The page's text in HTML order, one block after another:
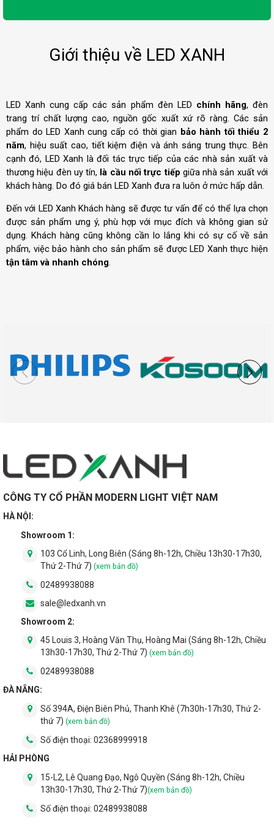
Giới thiệu về LED XANH
LED Xanh cung cấp các sản phẩm đèn LED chính hãng, đèn
trang trí chất lượng cao, nguồn gốc xuất xứ rõ ràng. Các sản
phẩm do LED Xanh cung cấp có thời gian bảo hành tối thiểu 2
năm, hiệu suất cao, tiết kiệm điện và ánh sáng trung thực. Bên
cạnh đó, LED Xanh là đối tác trực tiếp của các nhà sản xuất và
thương hiệu đèn uy tín, là cầu nối trực tiếp giữa nhà sản xuất với
khách hàng. Do đó giá bán LED Xanh đưa ra luôn ở mức hấp dẫn.
Đến với LED Xanh Khách hàng sẽ được tư vấn để có thể lựa chọn
được sản phẩm ưng ý, phù hợp với mục đích và không gian sử
dụng. Khách hàng cũng không cần lo lắng khi có sự cố về sản
phẩm, việc bảo hành cho sản phẩm sẽ được LED Xanh thực hiện
tận tâm và nhanh chóng.
CÔNG TY CỔ PHẦN MODERN LIGHT VIỆT NAM
HÀ NỘI:
Showroom 1:
103 Cổ Linh, Long Biên (Sáng 8h-12h, Chiều 13h30-17h30,
Thứ 2-Thứ 7) (xem bản đồ)
02489938088
sale@ledxanh.vn
Showroom 2:
45 Louis 3, Hoàng Văn Thụ, Hoàng Mai (Sáng 8h-12h, Chiều
13h30-17h30, Thứ 2-Thứ 7) (xem bản đồ)
02489938088
ĐÀ NẴNG:
Số 394A, Điện Biên Phủ, Thanh Khê (7h30h-17h30, Thứ 2-
thứ 7) (xem bản đồ)
Số điện thoại: 02368999918
HẢI PHÒNG
15-L2, Lê Quang Đạo, Ngô Quyền (Sáng 8h-12h, Chiều
13h30-17h30, Thứ 2-Thứ 7)(xem bản đồ)
Số điện thoại: 02489938088